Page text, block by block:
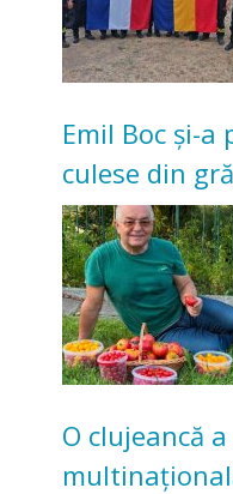
Emil Boc și-
culese din
nu poate
O clujeancă